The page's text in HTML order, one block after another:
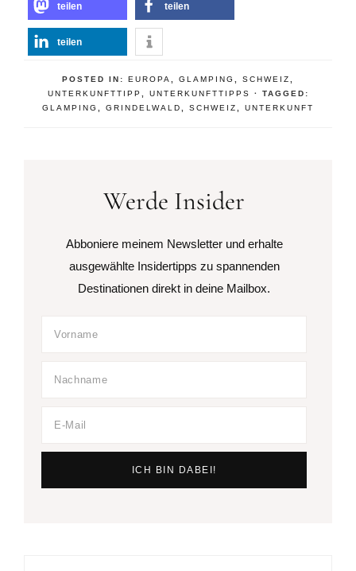
teilen teilen
teilen
POSTED IN: EUROPA, GLAMPING , SCHWEIZ,
UNTERKUNFTTIPP , UNTERKUNFTTIPPS
· TAGGED:
GLAMPING , GRINDELWALD, SCHWEIZ, UNTERKUNFT
Werde Insider
Abboniere meinem Newsletter und erhalte
ausgewählte Insidertipps zu spannenden
Destinationen direkt in deine Mailbox.